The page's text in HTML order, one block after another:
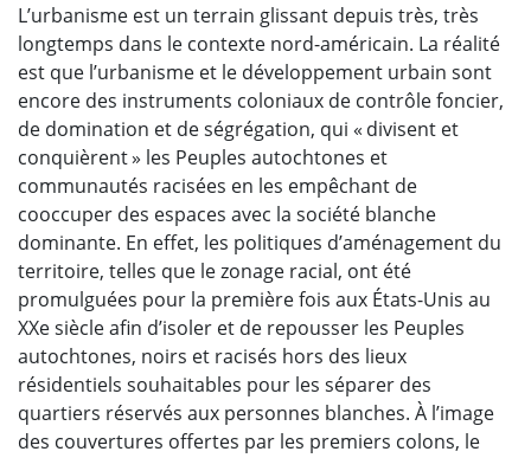
L’urbanisme est un terrain glissant depuis très, très
longtemps dans le contexte nord-américain. La réalité
est que l’urbanisme et le développement urbain sont
encore des instruments coloniaux de contrôle foncier,
de domination et de ségrégation, qui « divisent et
conquièrent » les Peuples autochtones et
communautés racisées en les empêchant de
cooccuper des espaces avec la société blanche
dominante. En effet, les politiques d’aménagement du
territoire, telles que le zonage racial, ont été
promulguées pour la première fois aux États-Unis au
XXe siècle afin d’isoler et de repousser les Peuples
autochtones, noirs et racisés hors des lieux
résidentiels souhaitables pour les séparer des
quartiers réservés aux personnes blanches. À l’image
des couvertures offertes par les premiers colons, le